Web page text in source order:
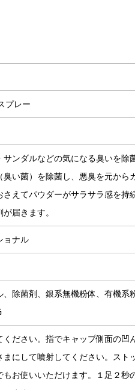
プレー
ンダルなどの気になる臭いを除
い菌）を除菌し、悪臭を元から
えてパウダーがサラサラ感を持続
届きます。
ョナル
除菌剤、銀系無機粉体、有機系
ださい。指でキャップ側面の凹
にして噴射してください。スト
もお使いいただけます。１足２秒